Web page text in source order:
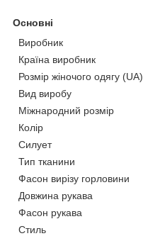
Основні
Виробник
Країна виробник
Розмір жіночого одягу (UA)
Вид виробу
Міжнародний розмір
Колір
Силует
Тип тканини
Фасон вирізу горловини
Довжина рукава
Фасон рукава
Стиль